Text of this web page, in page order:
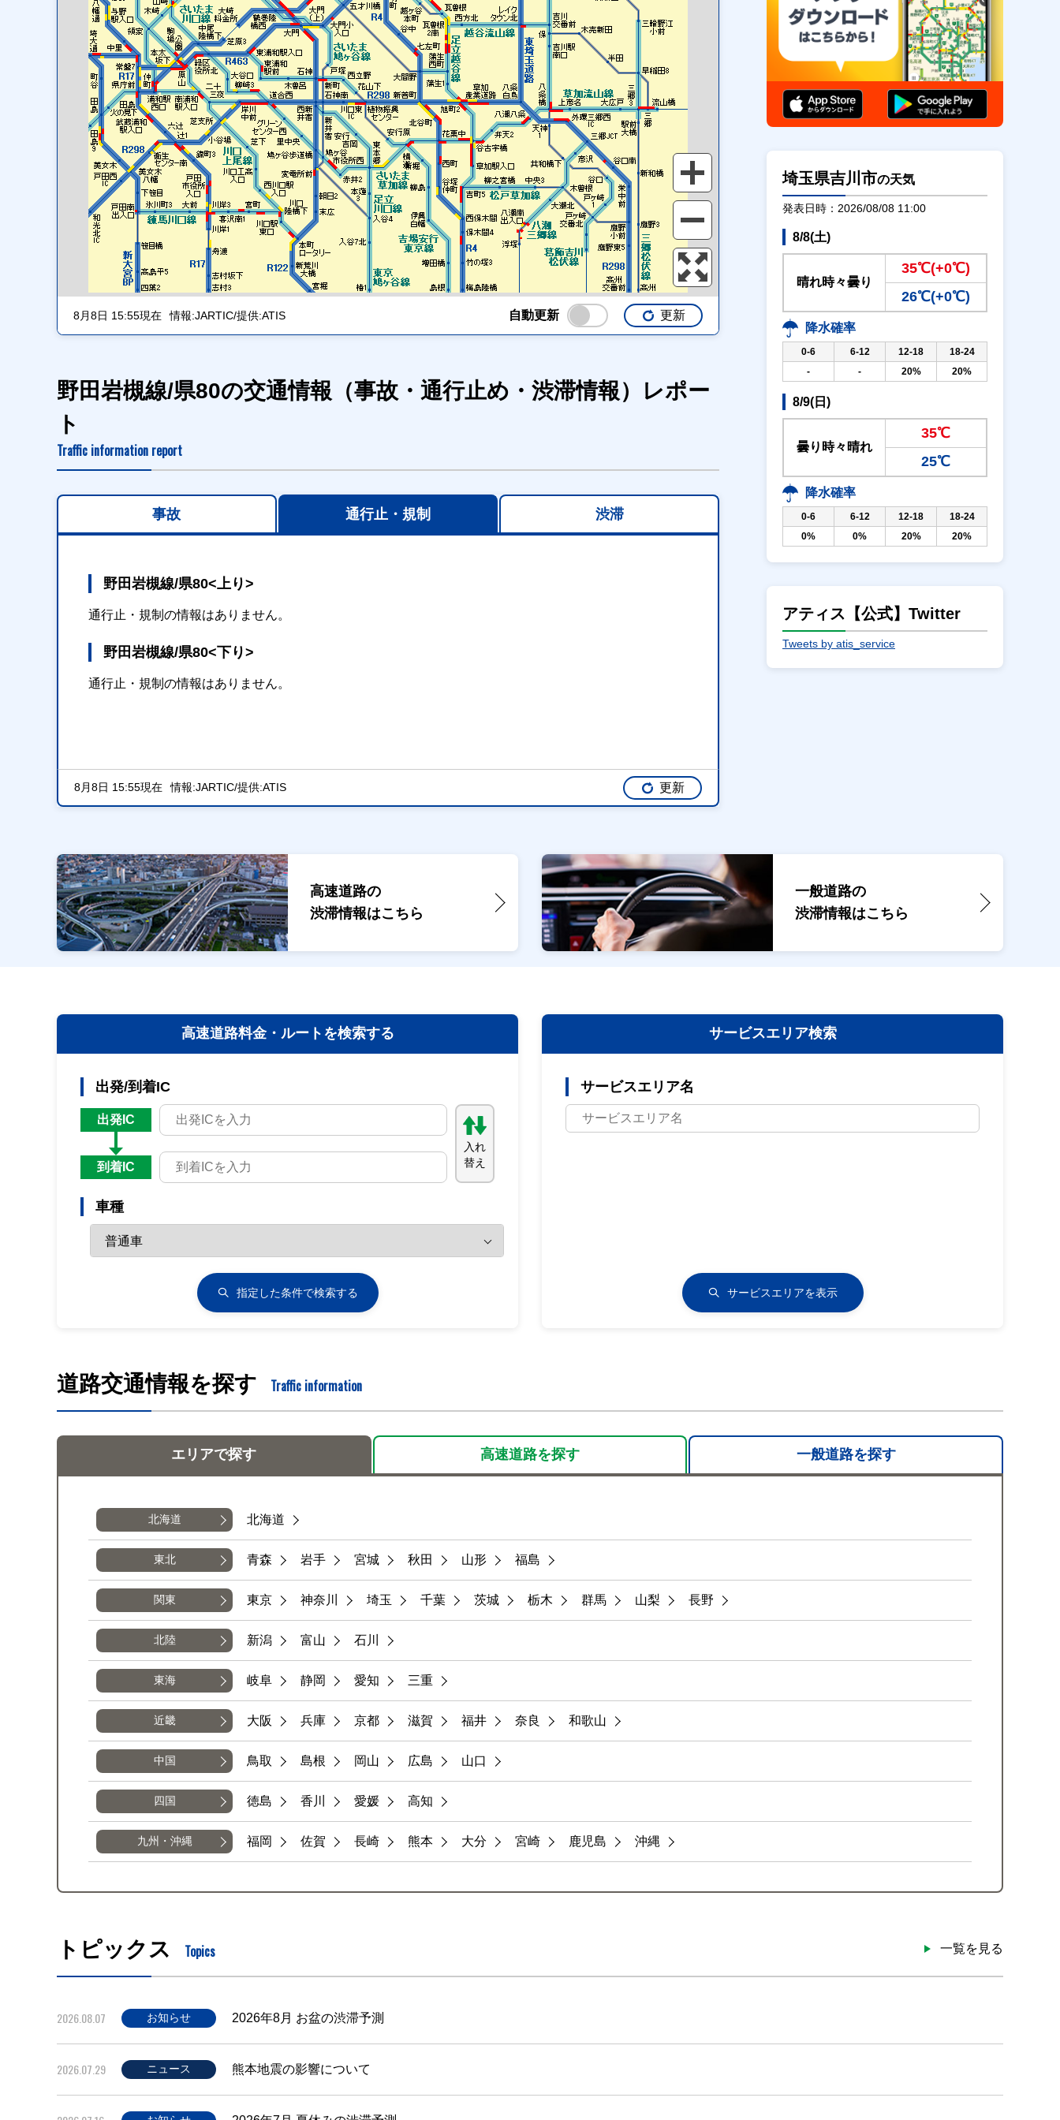
8月8日 15:55現在 情報:JARTIC/提供:ATIS 自動更新 更新
野田岩槻線/県80の交通情報（事故・通行止め・渋滞情報）レポー
ト
Traffic information report
事故 通行止・規制 渋滞
野田岩槻線/県80<上り>
通行止・規制の情報はありません。
野田岩槻線/県80<下り>
通行止・規制の情報はありません。
8月8日 15:55現在 情報:JARTIC/提供:ATIS 更新
埼玉県吉川市の天気
発表日時：2026/08/08 11:00
8/8(土)
晴れ時々曇り
35℃(+0℃)
26℃(+0℃)
降水確率
0-6 6-12 12-18
18-24
-
- 20% 20%
8/9(日)
曇り時々晴れ
35℃
25℃
降水確率
0-6 6-12 12-18
18-24
0%
0% 20% 20%
アティス【公式】Twitter
Tweets by atis_service
高速道路の
渋滞情報はこちら
一般道路の
渋滞情報はこちら
高速道路料金・ ルートを検索する
出発/到着IC
出発IC
到着IC
入れ
替え
車種
指定した条件で検索する
サービスエリア検索
サービスエリア名
サービスエリアを表示
道路交通情報を探す Traffic information
エリアで探す 高速道路を探す 一般道路を探す
北海道 北海道
東北 青森 岩手 宮城 秋田 山形 福島
関東 東京 神奈川 埼玉 千葉 茨城 栃木 群馬 山梨 長野
北陸 新潟 富山 石川
東海 岐阜 静岡 愛知 三重
近畿 大阪 兵庫 京都 滋賀 福井 奈良 和歌山
中国 鳥取 島根 岡山 広島 山口
四国 徳島 香川 愛媛 高知
九州・沖縄 福岡 佐賀 長崎 熊本 大分 宮崎 鹿児島 沖縄
トピックス Topics 一覧を見る
2026.08.07 お知らせ 2026年8月 お盆の渋滞予測
2026.07.29 ニュース 熊本地震の影響について